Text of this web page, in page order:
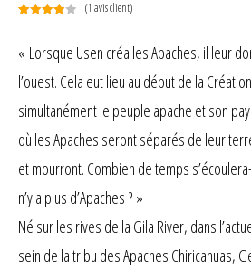
basé
sur
client
(1 avis client)
« Lorsque Usen créa les Apaches, il leur
l’ouest. Cela eut lieu au début de la
simultanément le peuple apache et son
où les Apaches seront séparés de leur
et mourront. Combien de temps
n’y a plus d’Apaches ? »
Né sur les rives de la Gila River, dans
sein de la tribu des Apaches Chiricahuas,